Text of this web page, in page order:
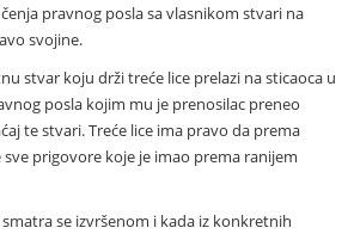
pravnog posla sa vlasnikom stvari na
svojine.
stvar koju drži treće lice prelazi na sticaoca u
posla kojim mu je prenosilac preneo
te stvari. Treće lice ima pravo da prema
prigovore koje je imao prema ranijem
se izvršenom i kada iz konkretnih